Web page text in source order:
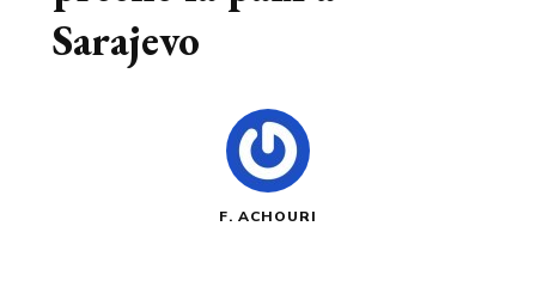
Sarajevo
F. ACHOURI